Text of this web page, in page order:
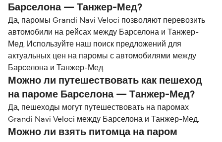
Барселона — Танжер-Мед?
Да, паромы Grandi Navi Veloci позволяют перевозить
автомобили на рейсах между Барселона и Танжер-
Мед. Используйте наш поиск предложений для
актуальных цен на паромы с автомобилями между
Барселона и Танжер-Мед.
Можно ли путешествовать как пешеход
на пароме Барселона — Танжер-Мед?
Да, пешеходы могут путешествовать на паромах
Grandi Navi Veloci между Барселона и Танжер-Мед.
Можно ли взять питомца на паром